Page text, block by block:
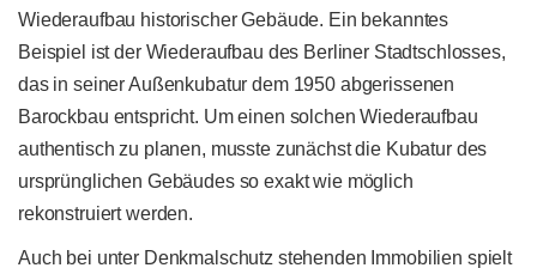
Wiederaufbau historischer Gebäude. Ein bekanntes
Beispiel ist der Wiederaufbau des Berliner Stadtschlosses,
das in seiner Außenkubatur dem 1950 abgerissenen
Barockbau entspricht. Um einen solchen Wiederaufbau
authentisch zu planen, musste zunächst die Kubatur des
ursprünglichen Gebäudes so exakt wie möglich
rekonstruiert werden.
Auch bei unter Denkmalschutz stehenden Immobilien spielt